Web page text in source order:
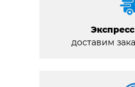
доставим